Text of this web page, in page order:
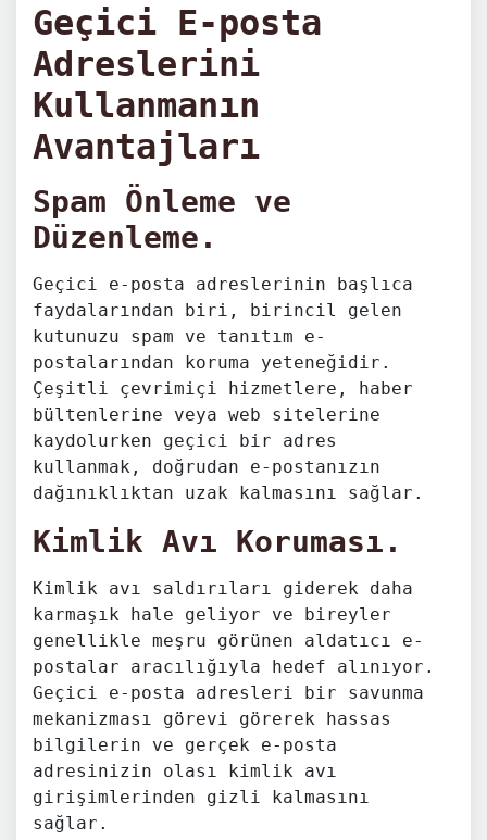
Geçici E-posta
Adreslerini
Kullanmanın
Avantajları
Spam Önleme ve
Düzenleme.
Geçici e-posta adreslerinin başlıca
faydalarından biri, birincil gelen
kutunuzu spam ve tanıtım e-
postalarından koruma yeteneğidir.
Çeşitli çevrimiçi hizmetlere, haber
bültenlerine veya web sitelerine
kaydolurken geçici bir adres
kullanmak, doğrudan e-postanızın
dağınıklıktan uzak kalmasını sağlar.
Kimlik Avı Koruması.
Kimlik avı saldırıları giderek daha
karmaşık hale geliyor ve bireyler
genellikle meşru görünen aldatıcı e-
postalar aracılığıyla hedef alınıyor.
Geçici e-posta adresleri bir savunma
mekanizması görevi görerek hassas
bilgilerin ve gerçek e-posta
adresinizin olası kimlik avı
girişimlerinden gizli kalmasını
sağlar.